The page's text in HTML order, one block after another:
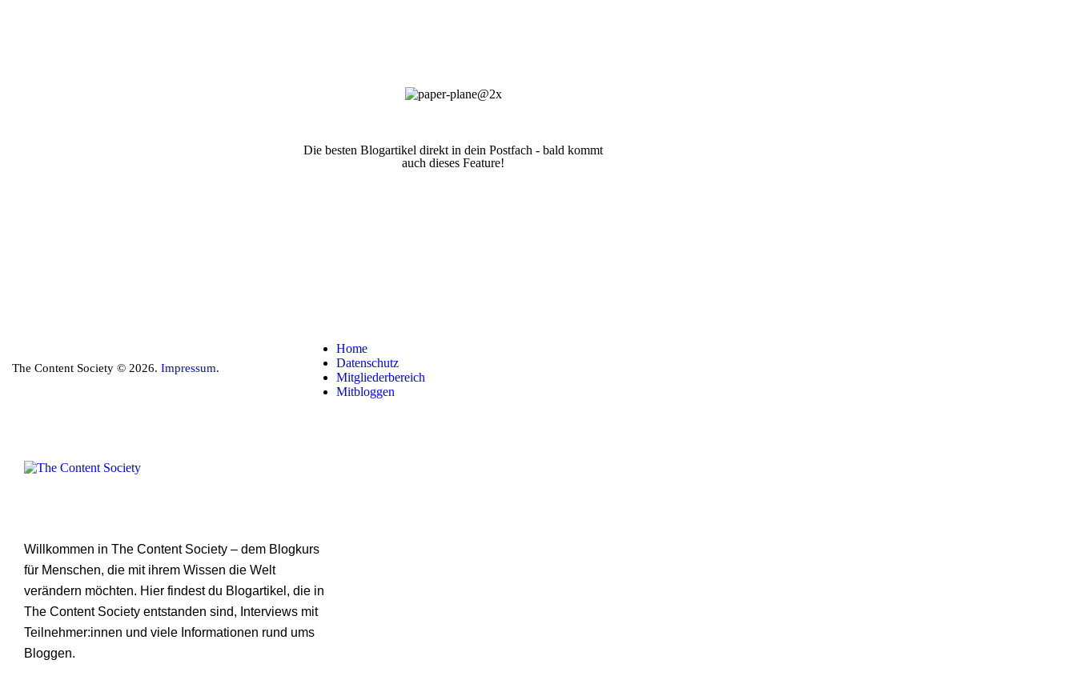
Die besten Blogartikel direkt in dein Postfach - bald kommt
auch dieses Feature!
The Content Society © 2026. Impressum.
Home
Datenschutz
Mitgliederbereich
Mitbloggen
Willkommen in The Content Society – dem Blogkurs
für Menschen, die mit ihrem Wissen die Welt
verändern möchten. Hier findest du Blogartikel, die in
The Content Society entstanden sind, Interviews mit
Teilnehmer:innen und viele Informationen rund ums
Bloggen.